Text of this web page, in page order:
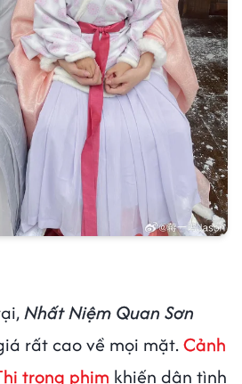
Nhất Niệm Quan Sơn
rất cao về mọi mặt.Cảnh
trong phim khiến dân tình